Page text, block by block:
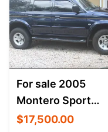
For sale 2005
Montero Sport
Diesel 4X4
$17,500.00